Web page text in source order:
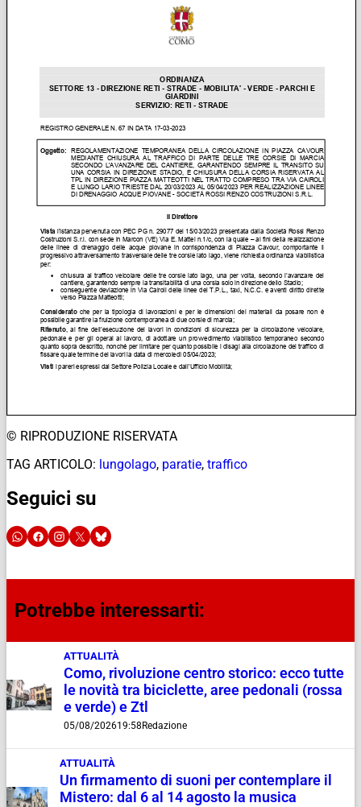
© RIPRODUZIONE RISERVATA
TAG ARTICOLO: lungolago, paratie, traffico
Seguici su
Potrebbe interessarti:
ATTUALITÀ
Como, rivoluzione centro storico: ecco tutte
le novità tra biciclette, aree pedonali (rossa
e verde) e Ztl
05/08/202619:58 Redazione
ATTUALITÀ
Un firmamento di suoni per contemplare il
Mistero: dal 6 al 14 agosto la musica